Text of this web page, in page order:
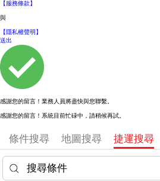
【服務條款】
與
【隱私權聲明】
送出
感謝您的留言！業務人員將盡快與您聯繫。
感謝您的留言！系統目前忙碌中，請稍候再試。
條件搜尋 地圖搜尋 捷運搜尋
搜尋條件